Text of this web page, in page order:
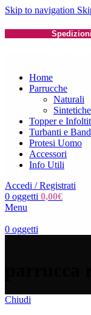
Skip to navigation
Home
Parrucche
Naturali
Sintetiche
Topper e
Turbanti e
Protesi Uomo
Accessori
Info Utili
Accedi / Registrati
0 oggetti 0,00€
Menu
0 oggetti
Chiudi